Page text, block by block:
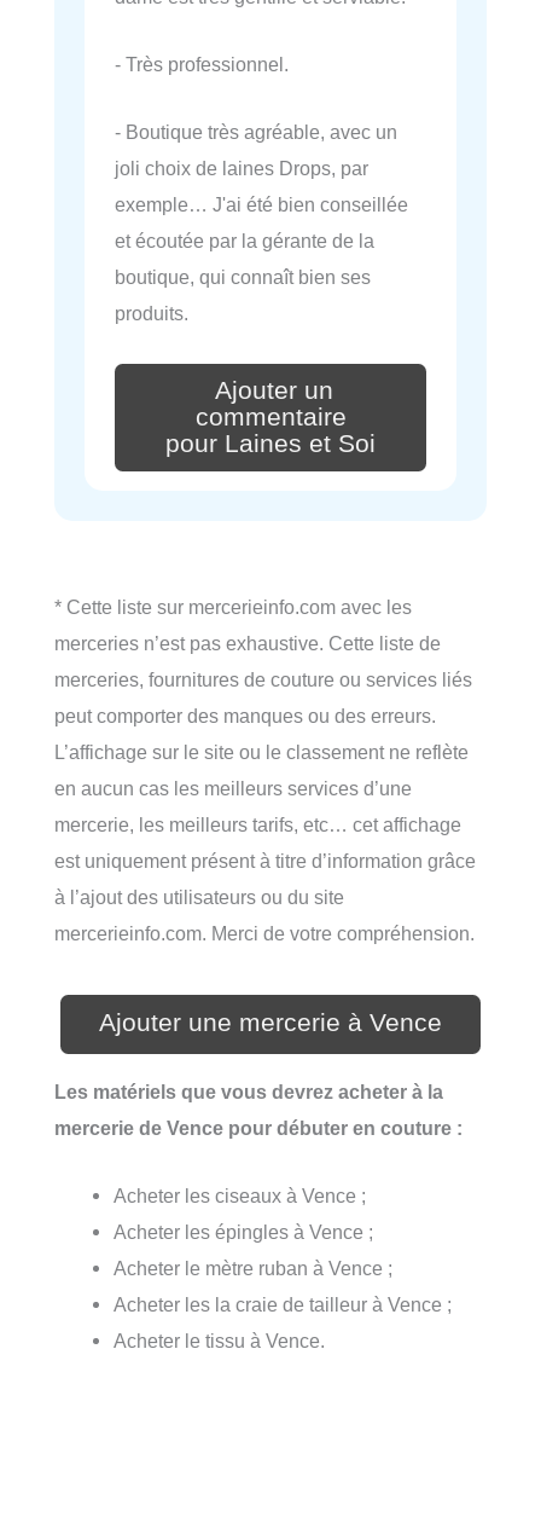
- Très professionnel.
- Boutique très agréable, avec un
joli choix de laines Drops, par
exemple… J'ai été bien conseillée
et écoutée par la gérante de la
boutique, qui connaît bien ses
produits.
Ajouter un
commentaire
pour Laines et Soi
* Cette liste sur mercerieinfo.com avec les
merceries n’est pas exhaustive. Cette liste de
merceries, fournitures de couture ou services liés
peut comporter des manques ou des erreurs.
L’affichage sur le site ou le classement ne reflète
en aucun cas les meilleurs services d’une
mercerie, les meilleurs tarifs, etc… cet affichage
est uniquement présent à titre d’information grâce
à l’ajout des utilisateurs ou du site
mercerieinfo.com. Merci de votre compréhension.
Ajouter une mercerie à Vence
Les matériels que vous devrez acheter à la
mercerie de Vence pour débuter en couture :
Acheter les ciseaux à Vence ;
Acheter les épingles à Vence ;
Acheter le mètre ruban à Vence ;
Acheter les la craie de tailleur à Vence ;
Acheter le tissu à Vence.